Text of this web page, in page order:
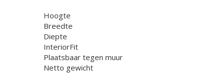
Hoogte
Breedte
Diepte
InteriorFit
Plaatsbaar tegen muur
Netto gewicht